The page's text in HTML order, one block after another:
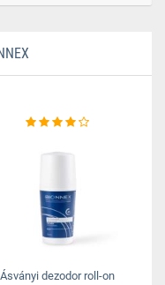
Ásványi dezodor roll-on